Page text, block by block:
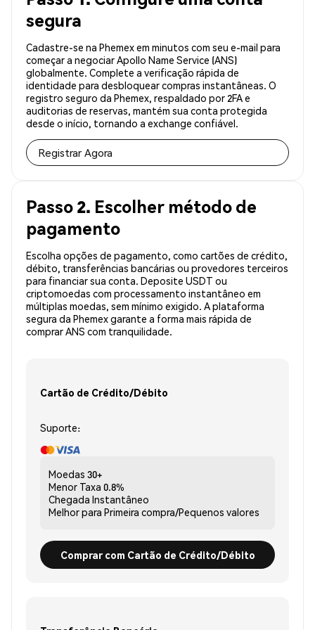
segura
Cadastre-se na Phemex em minutos com seu e-mail para
começar a negociar Apollo Name Service (ANS)
globalmente. Complete a verificação rápida de
identidade para desbloquear compras instantâneas. O
registro seguro da Phemex, respaldado por 2FA e
auditorias de reservas, mantém sua conta protegida
desde o início, tornando a exchange confiável.
Registrar Agora
Passo 2. Escolher método de
pagamento
Escolha opções de pagamento, como cartões de crédito,
débito, transferências bancárias ou provedores terceiros
para financiar sua conta. Deposite USDT ou
criptomoedas com processamento instantâneo em
múltiplas moedas, sem mínimo exigido. A plataforma
segura da Phemex garante a forma mais rápida de
comprar ANS com tranquilidade.
Cartão de Crédito/Débito
Suporte:
Moedas 30+
Menor Taxa 0.8%
Chegada Instantâneo
Melhor para Primeira compra/Pequenos valores
Comprar com Cartão de Crédito/Débito